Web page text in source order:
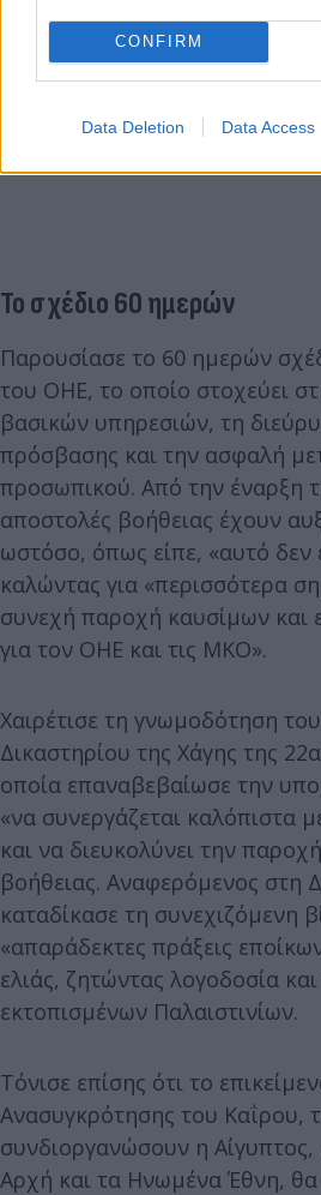
CONFIRM
Data Deletion Data Access
Το σχέδιο 60 ημερών
Παρουσίασε το 60 ημερών
του ΟΗΕ, το οποίο στοχεύει
βασικών υπηρεσιών, τη
πρόσβασης και την ασφαλή
προσωπικού. Από την έναρξη
αποστολές βοήθειας έχουν
ωστόσο, όπως είπε, «αυτό δεν
καλώντας για «περισσότερα
συνεχή παροχή καυσίμων και
για τον ΟΗΕ και τις ΜΚΟ».
Χαιρέτισε τη γνωμοδότηση
Δικαστηρίου της Χάγης της
οποία επαναβεβαίωσε την
«να συνεργάζεται καλόπιστα
και να διευκολύνει την
βοήθειας. Αναφερόμενος στη
καταδίκασε τη συνεχιζόμενη
«απαράδεκτες πράξεις
ελιάς, ζητώντας λογοδοσία
εκτοπισμένων Παλαιστινίων.
Τόνισε επίσης ότι το
Ανασυγκρότησης του Καΐρου,
συνδιοργανώσουν η Αίγυπτος,
Αρχή και τα Ηνωμένα Έθνη, θα